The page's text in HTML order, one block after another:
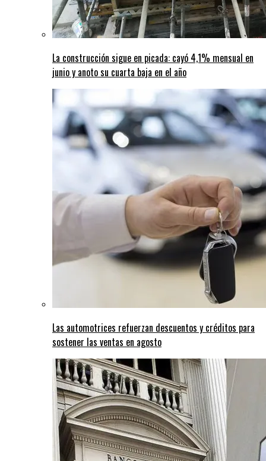
La construcción sigue en picada: cayó 4,1% mensual en
junio y anoto su cuarta baja en el año
Las automotrices refuerzan descuentos y créditos para
sostener las ventas en agosto